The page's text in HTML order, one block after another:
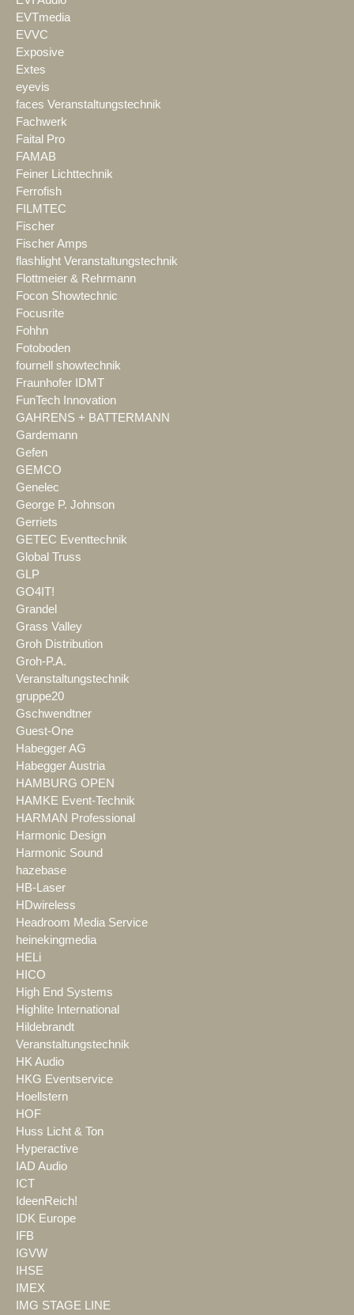
EVTmedia
EVVC
Exposive
Extes
eyevis
faces Veranstaltungstechnik
Fachwerk
Faital Pro
FAMAB
Feiner Lichttechnik
Ferrofish
FILMTEC
Fischer
Fischer Amps
flashlight Veranstaltungstechnik
Flottmeier & Rehrmann
Focon Showtechnic
Focusrite
Fohhn
Fotoboden
fournell showtechnik
Fraunhofer IDMT
FunTech Innovation
GAHRENS + BATTERMANN
Gardemann
Gefen
GEMCO
Genelec
George P. Johnson
Gerriets
GETEC Eventtechnik
Global Truss
GLP
GO4IT!
Grandel
Grass Valley
Groh Distribution
Groh-P.A.
Veranstaltungstechnik
gruppe20
Gschwendtner
Guest-One
Habegger AG
Habegger Austria
HAMBURG OPEN
HAMKE Event-Technik
HARMAN Professional
Harmonic Design
Harmonic Sound
hazebase
HB-Laser
HDwireless
Headroom Media Service
heinekingmedia
HELi
HICO
High End Systems
Highlite International
Hildebrandt
Veranstaltungstechnik
HK Audio
HKG Eventservice
Hoellstern
HOF
Huss Licht & Ton
Hyperactive
IAD Audio
ICT
IdeenReich!
IDK Europe
IFB
IGVW
IHSE
IMEX
IMG STAGE LINE